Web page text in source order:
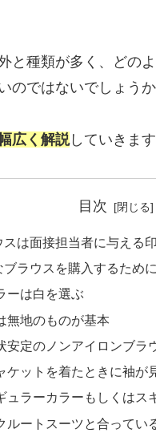
と種類が多く、どの
のではないでしょうか
広く解説していきます
目次
スは面接担当者に与える
ブラウスを購入するため
ーは白を選ぶ
無地のものが基本
安定のノンアイロンブラ
ケットを着たときに袖が
ュラーカラーもしくはス
ルートスーツと合ってい